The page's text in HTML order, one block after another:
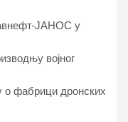
ЈАНОС у
војног
о фабрици дронских